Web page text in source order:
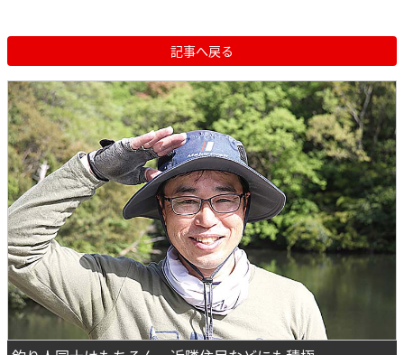
記事へ戻る